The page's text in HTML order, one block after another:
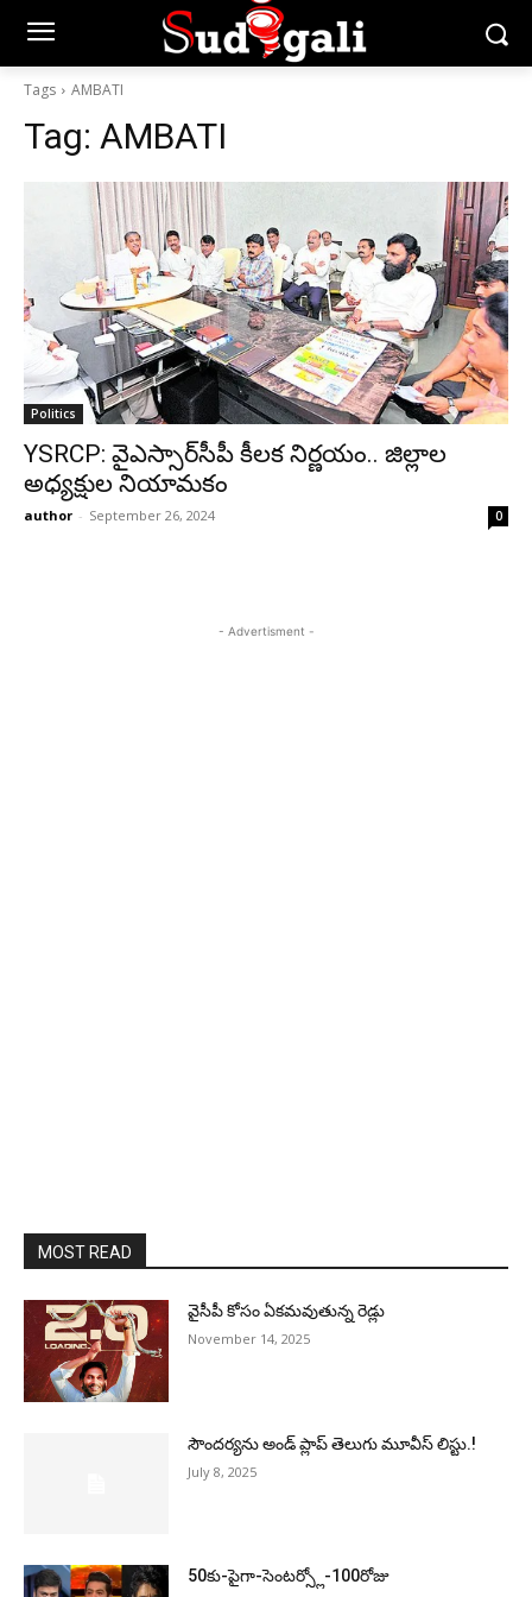
Tags AMBATI
Tag: AMBATI
Politics
YSRCP: వైఎస్సార్‌సీపీ కీలక నిర్ణయం.. జిల్లాల
అధ్యక్షుల నియామకం
author - September 26, 2024 0
- Advertisment -
MOST READ
వైసీపీ కోసం ఏక‌మ‌వుతున్న రెడ్లు
November 14, 2025
సౌందర్యను అండ్‌ ప్లాప్‌ తెలుగు మూవీస్‌ లిస్టు.!
July 8, 2025
50కు-పైగా-సెంటర్స్లో-100రోజు